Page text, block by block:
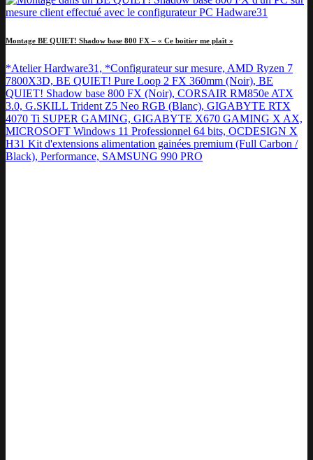
Montage BE QUIET! Shadow base 800 FX – « Ce boitier me plaît »
*Atelier Hardware31, *Configurateur sur mesure, AMD Ryzen 7
7800X3D, BE QUIET! Pure Loop 2 FX 360mm (Noir), BE
QUIET! Shadow base 800 FX (Noir), CORSAIR RM850e ATX
3.0, G.SKILL Trident Z5 Neo RGB (Blanc), GIGABYTE RTX
4070 Ti SUPER GAMING, GIGABYTE X670 GAMING X AX,
MICROSOFT Windows 11 Professionnel 64 bits, OCDESIGN X
H31 Kit d'extensions alimentation gainées premium (Full Carbon /
Black), Performance, SAMSUNG 990 PRO